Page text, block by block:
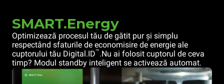
SMART.Energy
Optimizează procesul tău de gătit pur și simplu
respectând sfaturile de economisire de energie ale
cuptorului tău Digital.ID™.Nu ai folosit cuptorul de ceva
timp? Modul standby inteligent se activează automat.